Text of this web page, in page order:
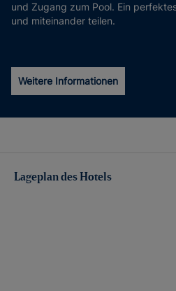
und Zugang zum Pool. Ein
und miteinander teilen.
Weitere Informationen
Lageplan des Hotels